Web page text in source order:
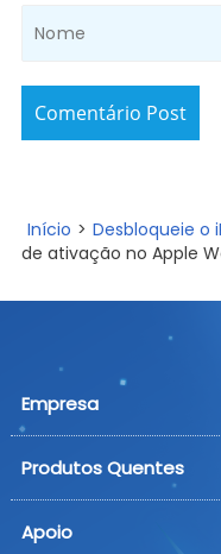
Comentário Post
Início > Desbloqueie o
de ativação no Apple
Empresa
Produtos Quentes
Apoio